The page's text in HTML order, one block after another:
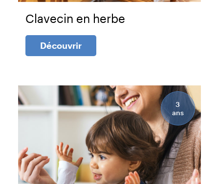
Clavecin en herbe
Découvrir
3
ans